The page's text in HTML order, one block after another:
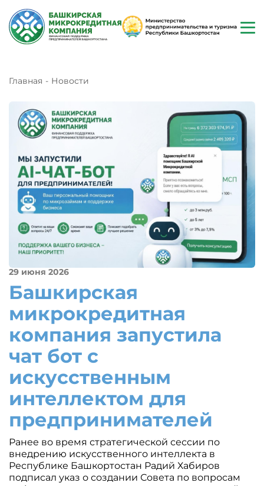
Главная Новости
29 июня 2026
Башкирская
микрокредитная
компания запустила
чат бот с
искусственным
интеллектом для
предпринимателей
Ранее во время стратегической сессии по
внедрению искусственного интеллекта в
Республике Башкортостан Радий Хабиров
подписал указ о создании Совета по вопросам